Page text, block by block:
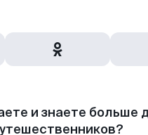
и знаете больше